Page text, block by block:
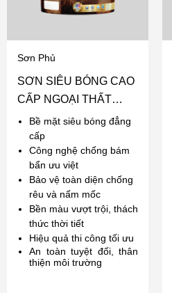
Sơn Phủ
SƠN SIÊU BÓNG CAO
CẤP NGOẠI THẤT
NASUN PLUS
Bề mặt siêu bóng đẳng
cấp
Công nghệ chống bám
bẩn ưu việt
Bảo vệ toàn diện chống
rêu và nấm mốc
Bền màu vượt trội, thách
thức thời tiết
Hiệu quả thi công tối ưu
An toàn tuyệt đối, thân
thiện môi trường